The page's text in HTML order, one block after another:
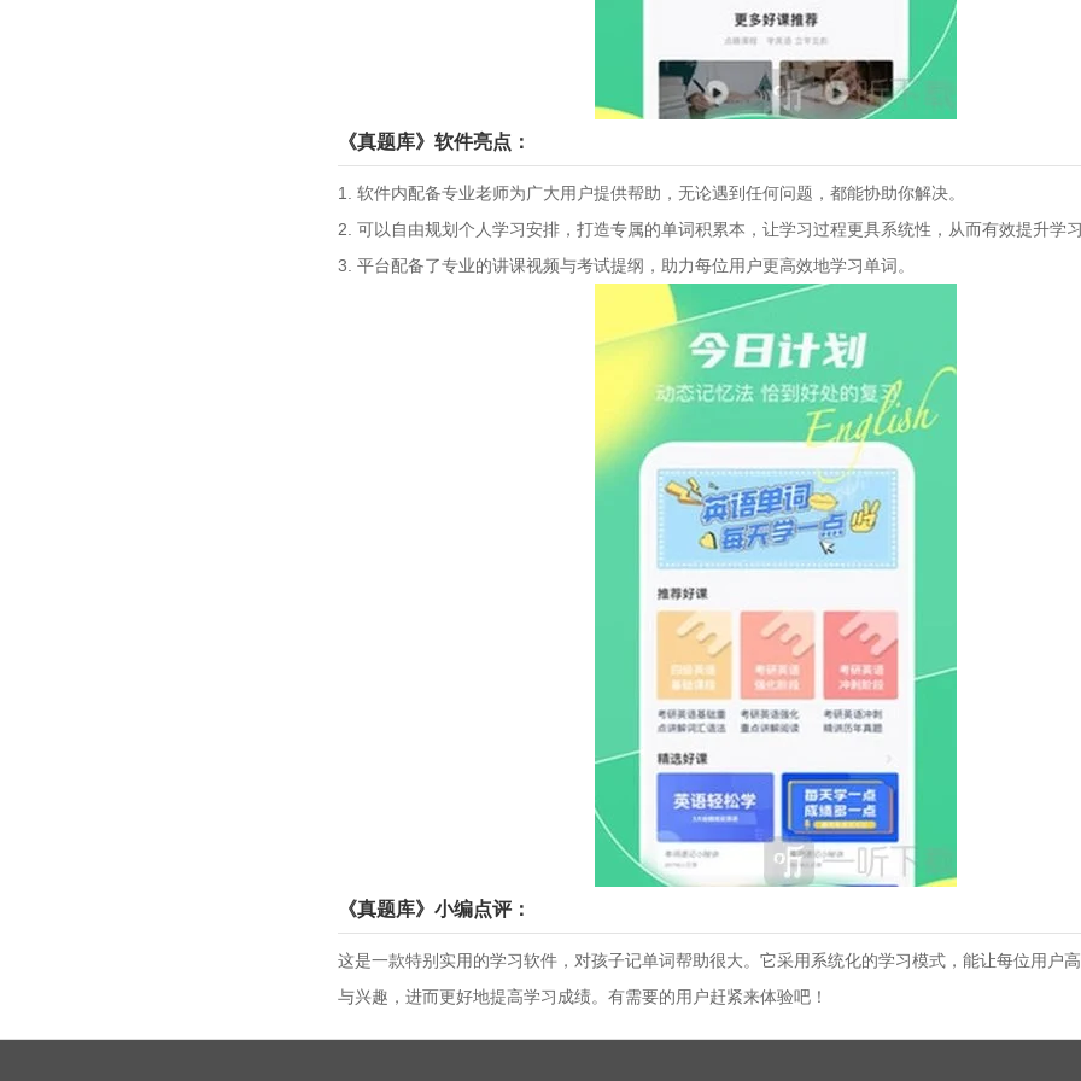
《真题库》软件亮点：
1. 软件内配备专业老师为广大用户提供帮助，无论遇到任何问题，都能协助你解决。
2. 可以自由规划个人学习安排，打造专属的单词积累本，让学习过程更具系统性，从而有效提升学
3. 平台配备了专业的讲课视频与考试提纲，助力每位用户更高效地学习单词。
《真题库》小编点评：
这是一款特别实用的学习软件，对孩子记单词帮助很大。它采用系统化的学习模式，能让每位用户
与兴趣，进而更好地提高学习成绩。有需要的用户赶紧来体验吧！